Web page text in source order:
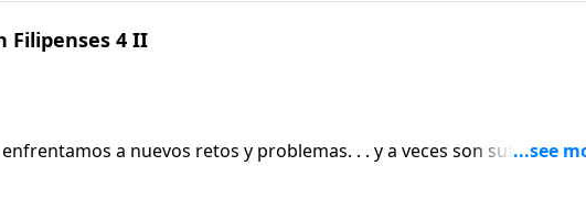
Filipenses 4 II
enfrentamos a nuevos retos y problemas. . . y a veces son suficientes
Vision Para Vivir, el pastor Carlos A.